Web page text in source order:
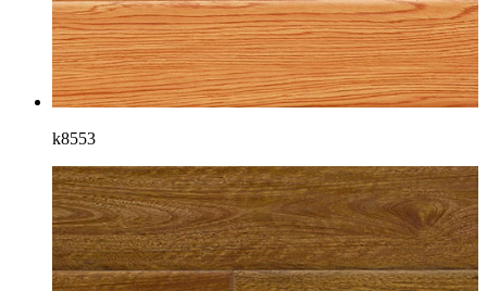
k8553